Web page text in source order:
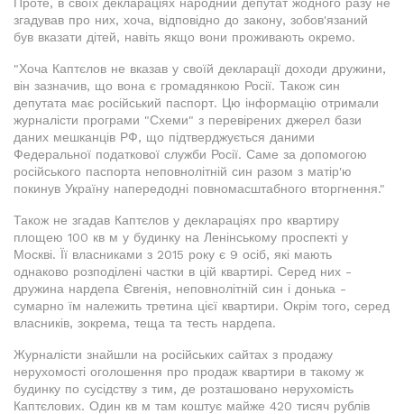
згадував про них, хоча, відповідно до закону, зобов'язаний
був вказати дітей, навіть якщо вони проживають окремо.
"Хоча Каптєлов не вказав у своїй декларації доходи дружини,
він зазначив, що вона є громадянкою Росії. Також син
депутата має російський паспорт. Цю інформацію отримали
журналісти програми "Схеми" з перевірених джерел бази
даних мешканців РФ, що підтверджується даними
Федеральної податкової служби Росії. Саме за допомогою
російського паспорта неповнолітній син разом з матір'ю
покинув Україну напередодні повномасштабного вторгнення."
Також не згадав Каптєлов у деклараціях про квартиру
площею 100 кв м у будинку на Ленінському проспекті у
Москві. Її власниками з 2015 року є 9 осіб, які мають
однаково розподілені частки в цій квартирі. Серед них -
дружина нардепа Євгенія, неповнолітній син і донька -
сумарно їм належить третина цієї квартири. Окрім того, серед
власників, зокрема, теща та тесть нардепа.
Журналісти знайшли на російських сайтах з продажу
нерухомості оголошення про продаж квартири в такому ж
будинку по сусідству з тим, де розташовано нерухомість
Каптєлових. Один кв м там коштує майже 420 тисяч рублів